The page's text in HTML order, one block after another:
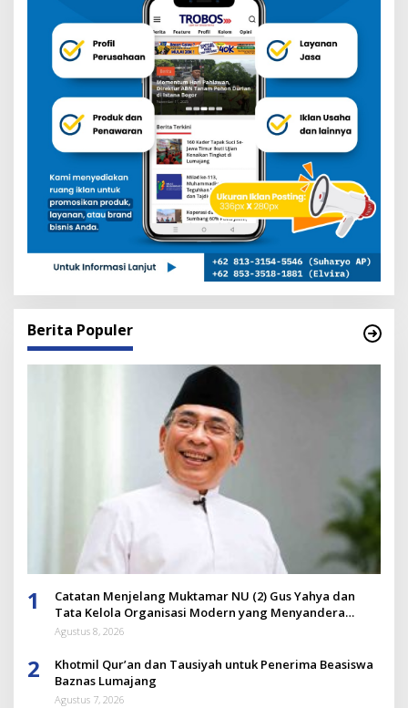
Berita Populer
1
Catatan Menjelang Muktamar NU (2) Gus Yahya dan
Tata Kelola Organisasi Modern yang Menyandera
Dirinya
Agustus 8, 2026
2
Khotmil Qur’an dan Tausiyah untuk Penerima Beasiswa
Baznas Lumajang
Agustus 7, 2026